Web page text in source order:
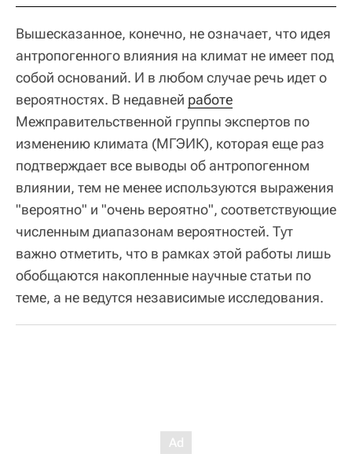
Вышесказанное, конечно, не означает, что идея
антропогенного влияния на климат не имеет под
собой оснований. И в любом случае речь идет о
вероятностях. В недавней работе
Межправительственной группы экспертов по
изменению климата (МГЭИК), которая еще раз
подтверждает все выводы об антропогенном
влиянии, тем не менее используются выражения
"вероятно" и "очень вероятно", соответствующие
численным диапазонам вероятностей. Тут
важно отметить, что в рамках этой работы лишь
обобщаются накопленные научные статьи по
теме, а не ведутся независимые исследования.